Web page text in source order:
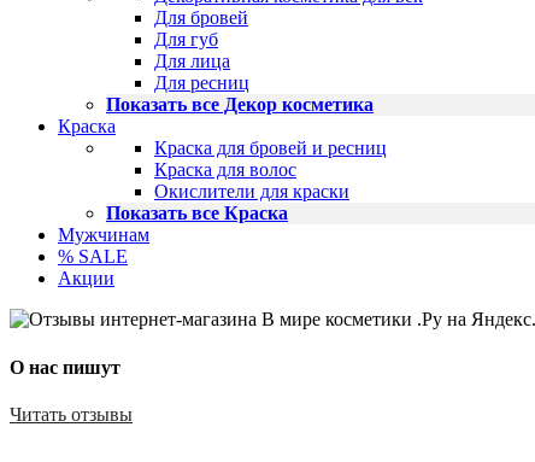
Для бровей
Для губ
Для лица
Для ресниц
Показать все Декор косметика
Краска
Краска для бровей и ресниц
Краска для волос
Окислители для краски
Показать все Краска
Мужчинам
% SALE
Акции
О нас пишут
Читать отзывы